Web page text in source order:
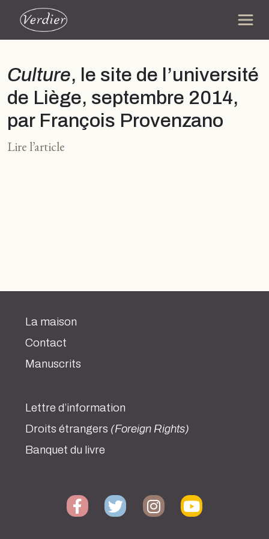
Culture, le site de l’université
de Liège, septembre 2014,
par François Provenzano
Lire l’article
La maison
Contact
Manuscrits
Lettre d’information
Droits étrangers (Foreign Rights)
Banquet du livre